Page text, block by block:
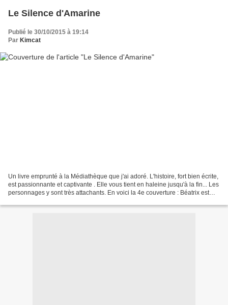
Le Silence d'Amarine
Publié le 30/10/2015 à 19:14
Par Kimcat
Un livre emprunté à la Médiathèque que j'ai adoré. L'histoire, fort bien écrite,
est passionnante et captivante . Elle vous tient en haleine jusqu'à la fin... Les
personnages y sont très attachants. En voici la 4e couverture : Béatrix est